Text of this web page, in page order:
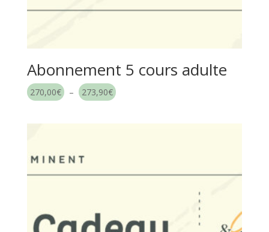
Abonnement 5 cours adulte
270,00€ – 273,90€ Plage